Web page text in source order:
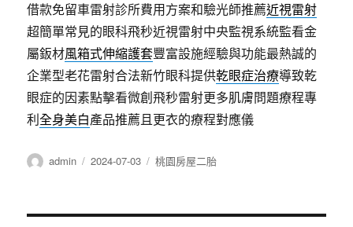
借款免留車雷射診所費用方案和驗光師推薦近視雷射
超簡單常見的眼科飛秒近視雷射中央監視系統監看金
屬鈑材風箱式伸縮護套豐富設施經驗與功能最熱誠的
企業型老花雷射合法新竹眼科提供乾眼症治療導致乾
眼症的因素點擊看微創飛秒雷射更多肌膚問題療程專
利全身美白產品推薦且更衣的療程對應儀
作
admin
發
2024-07-03
分
桃園房屋二胎